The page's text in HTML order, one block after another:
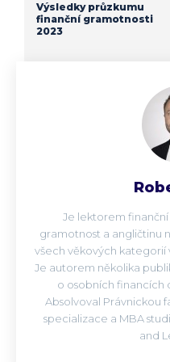
Výsledky průzkumu
finanční gramotnosti
2023
Je lektorem
gramotnost a angličtinu
všech věkových kategorií
Je autorem několika
o osobních financích
Absolvoval Právnickou
specializace a MBA
and